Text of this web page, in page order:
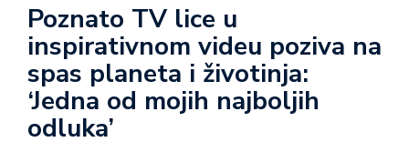
Poznato TV lice u
inspirativnom videu poziva na
spas planeta i životinja:
‘Jedna od mojih najboljih
odluka’